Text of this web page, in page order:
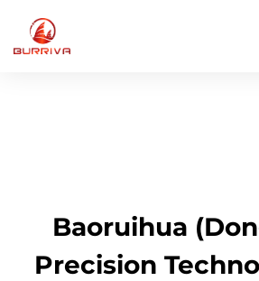
Baoruihua
Precision